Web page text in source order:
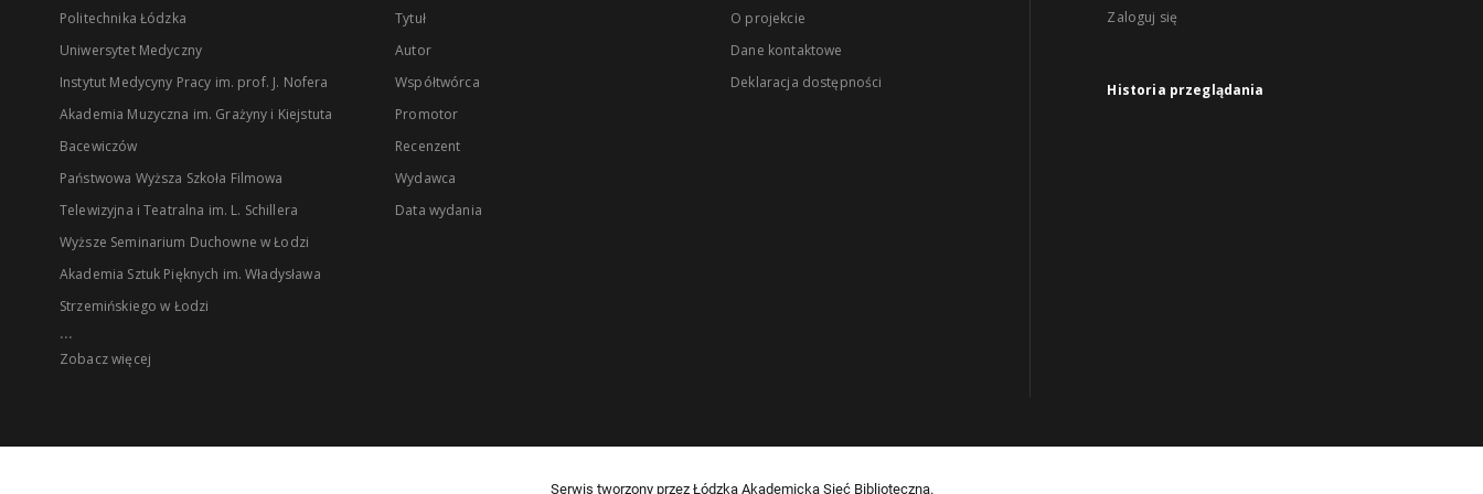
Politechnika Łódzka
Uniwersytet Medyczny
Instytut Medycyny Pracy im. prof. J. Nofera
Akademia Muzyczna im. Grażyny i Kiejstuta
Bacewiczów
Państwowa Wyższa Szkoła Filmowa
Telewizyjna i Teatralna im. L. Schillera
Wyższe Seminarium Duchowne w Łodzi
Akademia Sztuk Pięknych im. Władysława
Strzemińskiego w Łodzi
...
Zobacz więcej
Tytuł
Autor
Współtwórca
Promotor
Recenzent
Wydawca
Data wydania
O projekcie
Dane kontaktowe
Deklaracja dostępności
Zaloguj się
Historia przeglądania
Serwis tworzony przez Łódzką Akademicką Sieć Biblioteczną.